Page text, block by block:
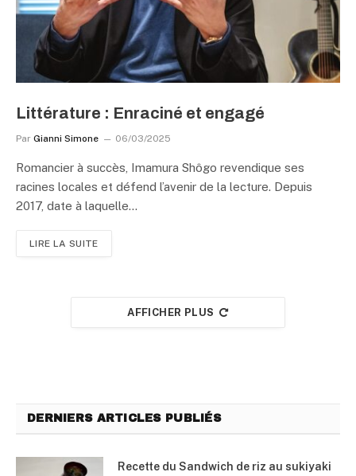
Littérature : Enraciné et engagé
Par Gianni Simone 06/03/2025
Romancier à succès, Imamura Shôgo revendique ses
racines locales et défend l’avenir de la lecture. Depuis
2017, date à laquelle…
LIRE LA SUITE
AFFICHER PLUS
DERNIERS ARTICLES PUBLIÉS
Recette du Sandwich de riz au sukiyaki